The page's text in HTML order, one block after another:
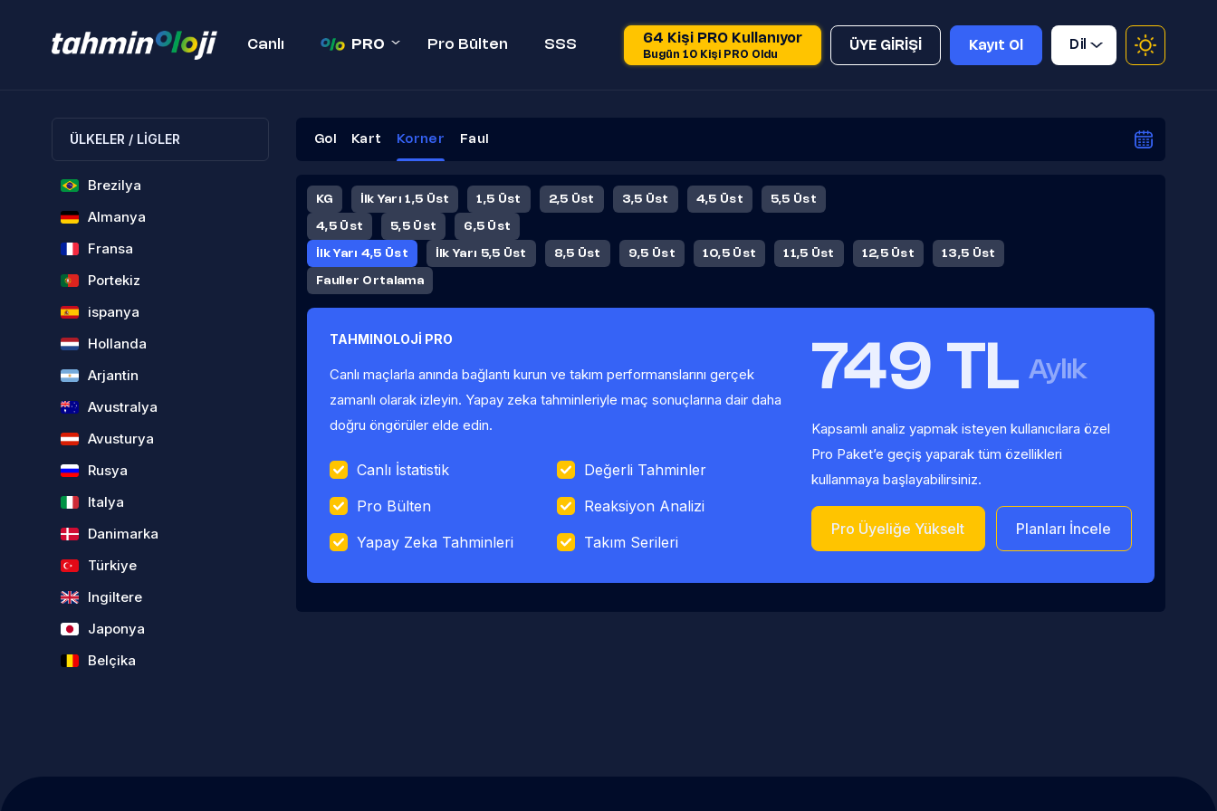
Canlı PRO Pro Bülten SSS 64 Kişi PRO Kullanıyor
Bugün 10 Kişi PRO Oldu
ÜYE GİRİŞİ Kayıt Ol Dil
ÜLKELER / LİGLER
Brezilya
Almanya
Fransa
Portekiz
ispanya
Hollanda
Arjantin
Avustralya
Avusturya
Rusya
Italya
Danimarka
Türkiye
Ingiltere
Japonya
Belçika
Gol Kart Korner Faul
KG İlk Yarı 1,5 Üst 1,5 Üst 2,5 Üst 3,5 Üst 4,5 Üst 5,5 Üst
4,5 Üst 5,5 Üst 6,5 Üst
İlk Yarı 4,5 Üst İlk Yarı 5,5 Üst 8,5 Üst 9,5 Üst 10,5 Üst 11,5 Üst 12,5 Üst 13,5 Üst
Fauller Ortalama
TAHMINOLOJİ PRO
Canlı maçlarla anında bağlantı kurun ve takım performanslarını gerçek
zamanlı olarak izleyin. Yapay zeka tahminleriyle maç sonuçlarına dair daha
doğru öngörüler elde edin.
Canlı İstatistik
Değerli Tahminler
Pro Bülten
Reaksiyon Analizi
Yapay Zeka Tahminleri
Takım Serileri
749 TL Aylık
Kapsamlı analiz yapmak isteyen kullanıcılara özel
Pro Paket’e geçiş yaparak tüm özellikleri
kullanmaya başlayabilirsiniz.
Pro Üyeliğe Yükselt Planları İncele